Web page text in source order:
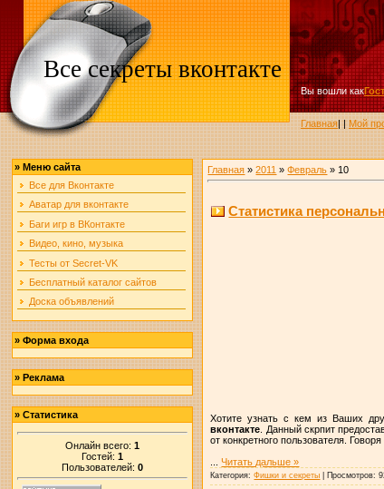
Все секреты вконтакте
Вы вошли как
Главная||Мой
»Меню сайта
Все для Вконтакте
Аватар для вконтакте
Баги игр в ВКонтакте
Видео, кино, музыка
Тесты от Secret-VK
Бесплатный каталог сайтов
Доска объявлений
»Форма входа
»Реклама
»Статистика
Онлайн всего:1
Гостей:1
Пользователей:0
Главная »2011 » Февраль » 10
Статистика
Хотите узнать с кем из Ваших
вконтакте . Данный скрпит
от конкретного пользователя.
...Читать дальше »
Категория: Фишки и секреты Просмотров: